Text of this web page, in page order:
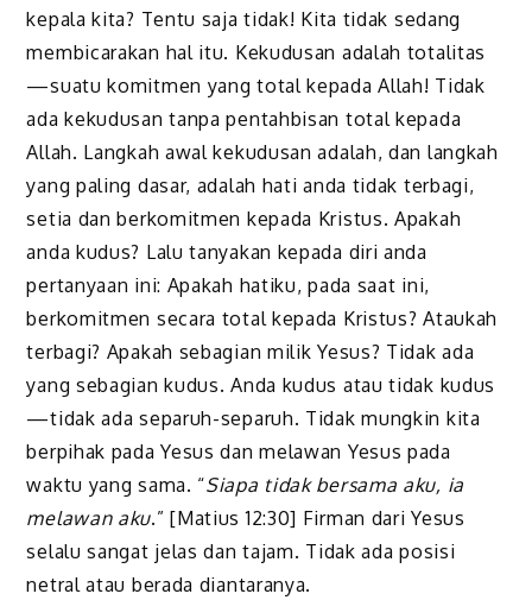
kepala kita? Tentu saja tidak! Kita tidak sedang
membicarakan hal itu. Kekudusan adalah totalitas
—suatu komitmen yang total kepada Allah! Tidak
ada kekudusan tanpa pentahbisan total kepada
Allah. Langkah awal kekudusan adalah, dan langkah
yang paling dasar, adalah hati anda tidak terbagi,
setia dan berkomitmen kepada Kristus. Apakah
anda kudus? Lalu tanyakan kepada diri anda
pertanyaan ini: Apakah hatiku, pada saat ini,
berkomitmen secara total kepada Kristus? Ataukah
terbagi? Apakah sebagian milik Yesus? Tidak ada
yang sebagian kudus. Anda kudus atau tidak kudus
—tidak ada separuh-separuh. Tidak mungkin kita
berpihak pada Yesus dan melawan Yesus pada
waktu yang sama. “Siapa tidak bersama aku, ia
melawan aku.” [Matius 12:30] Firman dari Yesus
selalu sangat jelas dan tajam. Tidak ada posisi
netral atau berada diantaranya.